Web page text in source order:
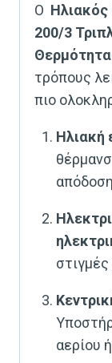
Ο
200/3
τρόπους
πιο
Ηλιακή
απόδοση
αερίου